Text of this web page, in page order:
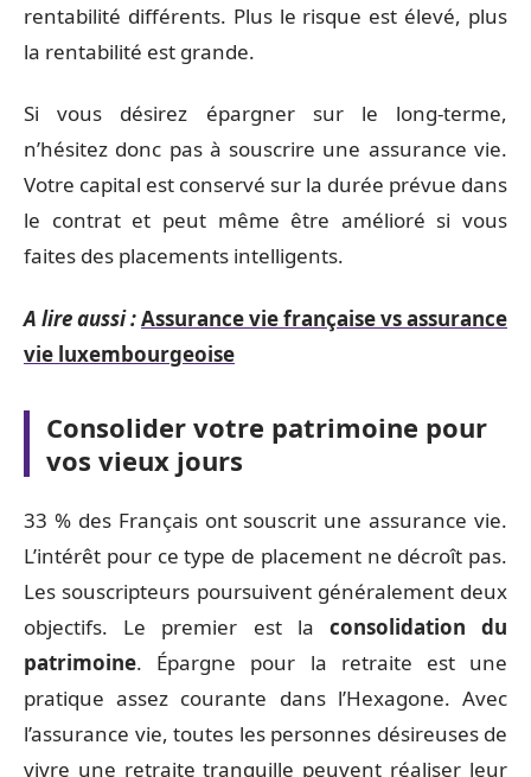
rentabilité différents. Plus le risque est élevé, plus
la rentabilité est grande.
Si vous désirez épargner sur le long-terme,
n’hésitez donc pas à souscrire une assurance vie.
Votre capital est conservé sur la durée prévue dans
le contrat et peut même être amélioré si vous
faites des placements intelligents.
A lire aussi :Assurance vie française vs assurance
vie luxembourgeoise
Consolider votre patrimoine pour
vos vieux jours
33 % des Français ont souscrit une assurance vie.
L’intérêt pour ce type de placement ne décroît pas.
Les souscripteurs poursuivent généralement deux
objectifs. Le premier est la consolidation du
patrimoine. Épargne pour la retraite est une
pratique assez courante dans l’Hexagone. Avec
l’assurance vie, toutes les personnes désireuses de
vivre une retraite tranquille peuvent réaliser leur